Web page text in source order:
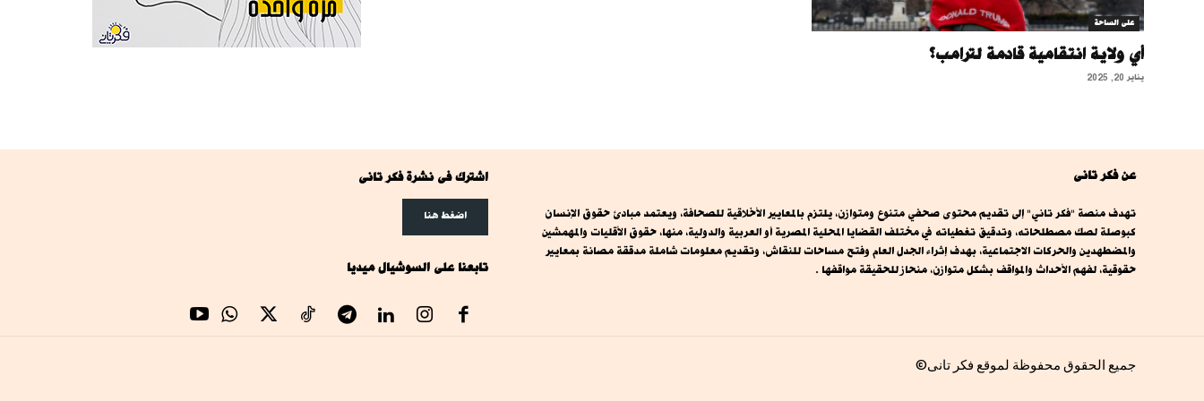
على الساحة
أي ولاية انتقامية قادمة لترامب؟
يناير 20, 2025
عن فكر تانى
تهدف منصة "فكر تاني" إلى تقديم محتوى صحفي متنوع ومتوازن، يلتزم بالمعايير الأخلاقية للصحافة، ويعتمد مبادئ حقوق الإنسان
كبوصلة لصك مصطلحاته، وتدقيق تغطياته في مختلف القضايا المحلية المصرية أو العربية والدولية، منها، حقوق الأقليات والمهمشين
والمضطهدين والحركات الاجتماعية، بهدف إثراء الجدل العام وفتح مساحات للنقاش، وتقديم معلومات شاملة مدققة مصانة بمعايير
حقوقية، لفهم الأحداث والمواقف بشكل متوازن، منحاز للحقيقة مواقفها .
اشترك فى نشرة فكر تانى
اضغط هنا
تابعنا على السوشيال ميديا
جميع الحقوق محفوظة لموقع فكر تانى©